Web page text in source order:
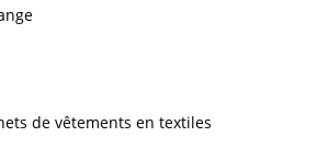
de vêtements en textiles